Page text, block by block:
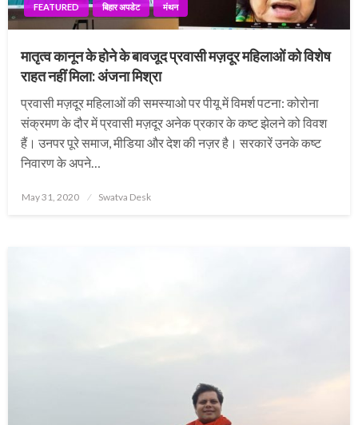
FEATURED बिहार अपडेट मंथन
मातृत्व कानून के होने के बावजूद प्रवासी मज़दूर महिलाओं को विशेष
राहत नहीं मिला: अंजना मिश्रा
प्रवासी मज़दूर महिलाओं की समस्याओ पर पीयू में विमर्श पटना: कोरोना
संक्रमण के दौर में प्रवासी मज़दूर अनेक प्रकार के कष्ट झेलने को विवश
हैं। उनपर पूरे समाज, मीडिया और देश की नज़र है। सरकारें उनके कष्ट
निवारण के अपने…
Posted
May 31, 2020 Swatva Desk